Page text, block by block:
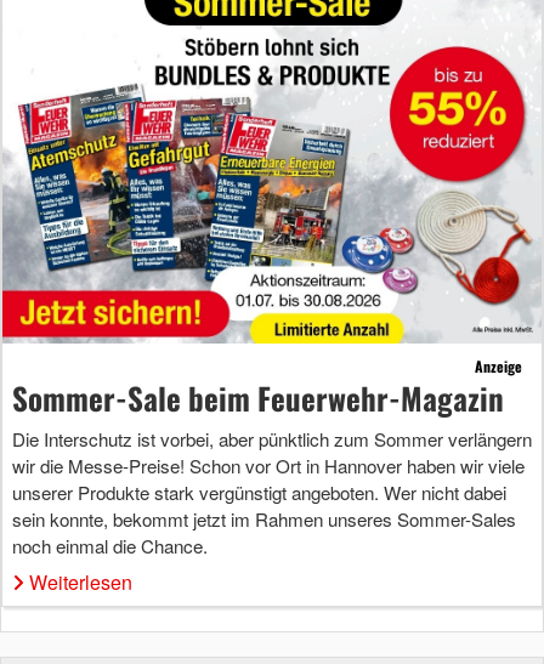
Anzeige
Sommer-Sale beim Feuerwehr-Magazin
Die Interschutz ist vorbei, aber pünktlich zum Sommer verlängern
wir die Messe-Preise! Schon vor Ort in Hannover haben wir viele
unserer Produkte stark vergünstigt angeboten. Wer nicht dabei
sein konnte, bekommt jetzt im Rahmen unseres Sommer-Sales
noch einmal die Chance.
Weiterlesen